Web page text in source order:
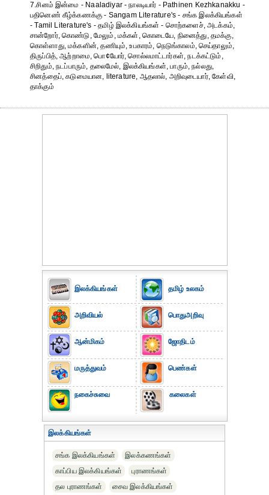
7.சினம் இன்மை - Naaladiyar - நாலடியார் - Pathinen Kezhkanakku -
பதினெண் கீழ்க்கணக்கு - Sangam Literature's - சங்க இலக்கியங்கள்
- Tamil Literature's - தமிழ் இலக்கியங்கள் - சொற்களைச், அடக்கம்,
சான்றோர், கொண்டு, மேலும், மக்கள், கொடையே, நினைத்து, தமக்கு,
கொள்ளாது, மக்களின், தணியும், உபகாரம், நெடுங்காலம், செய்தாலும்,
திருப்பித், ஆற்றாமை, பொ¢யோர், சொல்லமாட்டார்கள், நடக்கட்டும்,
சிறிதும், நடப்பாரும், தலைமேல், இலக்கியங்கள், பாரும், நல்லது,
சினத்தைப், கடுமையான, literature, ஆதலால், அறிவுடையார், கேள்வி,
தாக்கும்
இலக்கியங்கள்
அறிவியல்
ஆன்மிகம்
மருத்துவம்
நகைச்சுவை
தமிழ் உலகம்
பொதுஅறிவு
ஜோதிடம்
பெண்கள்
கலைகள்
இலக்கியங்கள்
சங்க இலக்கியங்கள்
இலக்கணங்கள்
காப்பிய இலக்கியங்கள்
புராணங்கள்
தல புராணங்கள்
சைவ இலக்கியங்கள்